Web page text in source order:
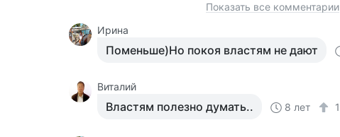
Показать все комментарии
Ирина
Поменьше)Но покоя властям не дают
Виталий
Властям полезно думать.. 8 лет 1